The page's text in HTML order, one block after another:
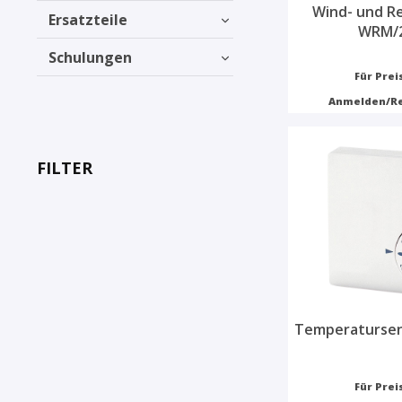
Ersatzteile
Schulungen
FILTER
Wind- und
WRM/
Für
Anmelden/
Für